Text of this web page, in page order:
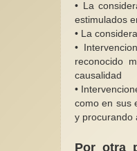
• La
estimulados
• La
•
reconocido
causalidad
•
como en sus
y procurando
Por otra